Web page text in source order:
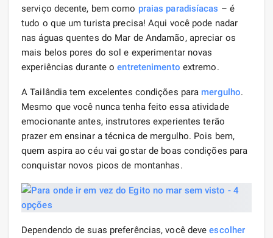
serviço decente, bem como praias paradisíacas – é
tudo o que um turista precisa! Aqui você pode nadar
nas águas quentes do Mar de Andamão, apreciar os
mais belos pores do sol e experimentar novas
experiências durante oentretenimento extremo.
A Tailândia tem excelentes condições para mergulho.
Mesmo que você nunca tenha feito essa atividade
emocionante antes, instrutores experientes terão
prazer em ensinar a técnica de mergulho. Pois bem,
quem aspira ao céu vai gostar de boas condições para
conquistar novos picos de montanhas.
Dependendo de suas preferências, você deveescolher